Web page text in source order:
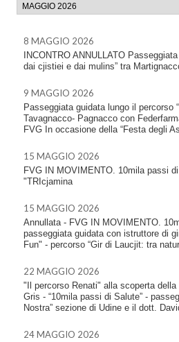
8 MAGGIO 2026
INCONTRO ANNULLATO
dai cjistiei e dai mulins” tra
9 MAGGIO 2026
Passeggiata guidata lungo il percorso
Tavagnacco- Pagnacco con
FVG In occasione della “Festa degli
15 MAGGIO 2026
FVG IN MOVIMENTO. 10mila passi
"TRIcjamina
15 MAGGIO 2026
Annullata - FVG IN MOVIMENTO.
passeggiata guidata con istruttore di
Fun" - percorso “Gir di Laucjit: tra
22 MAGGIO 2026
"Il percorso Renati" alla scoperta della
Gris - “10mila passi di Salute” -
Nostra” sezione di Udine e il dott.
24 MAGGIO 2026